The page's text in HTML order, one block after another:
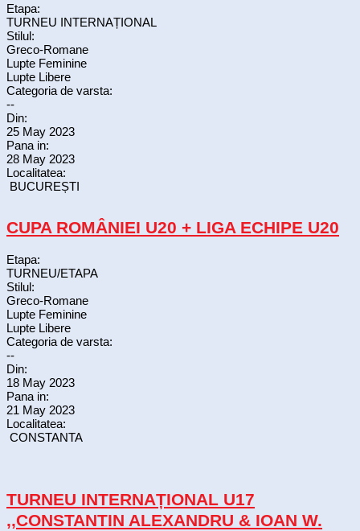
Etapa:
TURNEU INTERNAȚIONAL
Stilul:
Greco-Romane
Lupte Feminine
Lupte Libere
Categoria de varsta:
--
Din:
25 May 2023
Pana in:
28 May 2023
Localitatea:
BUCUREȘTI
CUPA ROMÂNIEI U20 + LIGA ECHIPE U20
Etapa:
TURNEU/ETAPA
Stilul:
Greco-Romane
Lupte Feminine
Lupte Libere
Categoria de varsta:
--
Din:
18 May 2023
Pana in:
21 May 2023
Localitatea:
CONSTANTA
TURNEU INTERNAȚIONAL U17
,,CONSTANTIN ALEXANDRU & IOAN W.